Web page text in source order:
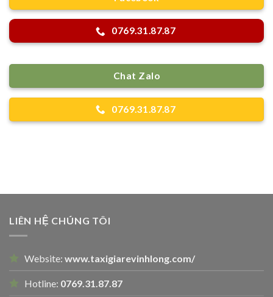
0769.31.87.87
Chat Zalo
0769.31.87.87
LIÊN HỆ CHÚNG TÔI
Website: www.taxigiarevinhlong.com/
Hotline: 0769.31.87.87